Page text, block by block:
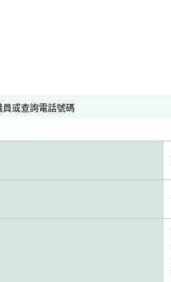
或查詢電話號碼